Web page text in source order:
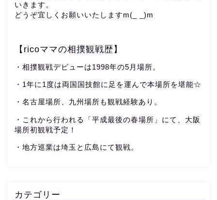
いきます。
どうぞ宜しくお願いいたしますm(_ _)m
【ricoママの相撲観戦歴】
・相撲観戦デビューは1998年の5月場所。
・1年に1度は両国国技館に足を運んで本場所を堪能☆
・名古屋場所、九州場所も観戦経験あり。
・これから行われる「平成最後の春場所」にて、大阪
場所初観戦予定！
・地方巡業は埼玉と広島にて観戦。
カテゴリー